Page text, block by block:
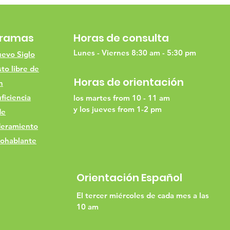
Siglo
libre de
Horas de consulta
Lunes - Viernes 8:30 am - 5:30 pm
Horas de orientación
los martes from 10 - 11 am
y los jueves from 1-2 pm
Orientación Español
El tercer miércoles de cada mes a las
10 am